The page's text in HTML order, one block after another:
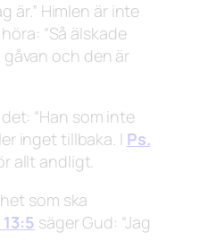
är.” Himlen är inte
“Så älskade
och den är
“Han som inte
inget tillbaka. I Ps.
allt andligt.
som ska
säger Gud: “Jag